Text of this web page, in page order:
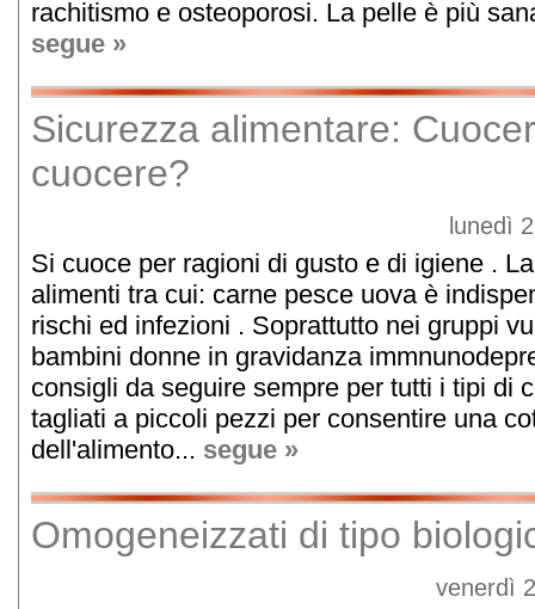
rachitismo e osteoporosi. La pelle è più
segue »
Sicurezza alimentare:
cuocere?
lunedì
Si cuoce per ragioni di gusto e di igiene .
alimenti tra cui: carne pesce uova è
rischi ed infezioni . Soprattutto nei gruppi
bambini donne in gravidanza
consigli da seguire sempre per tutti i tipi di
tagliati a piccoli pezzi per consentire una
dell'alimento... segue »
Omogeneizzati di tipo
venerdì